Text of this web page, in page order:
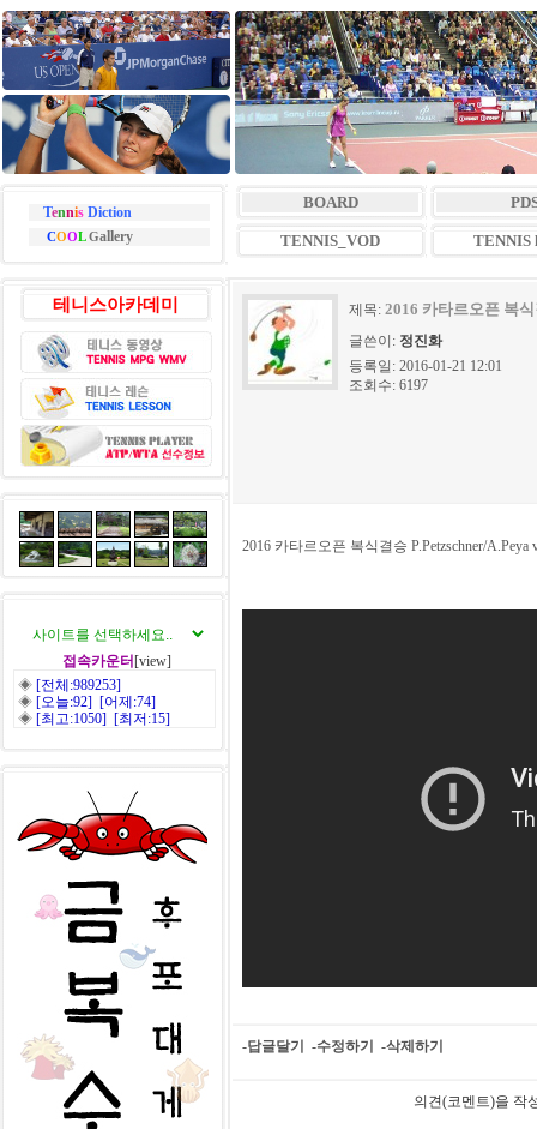
TennisDiction
COOLGallery
BOARD
TENNIS_VOD TENNIS
테니스아카데미
접속카운터 [view]
◈ [전체:989253]
◈ [오늘:92] [어제:74]
◈ [최고:1050] [최저:15]
제목: 2016 카타르오픈 복
글쓴이: 정진화
등록일: 2016-01-21 12:01
조회수: 6197
2016 카타르오픈 복식결승 P.Petzschner/A.Peya
-답글달기 -수정하기 -삭제하기
의견(코멘트)을 작